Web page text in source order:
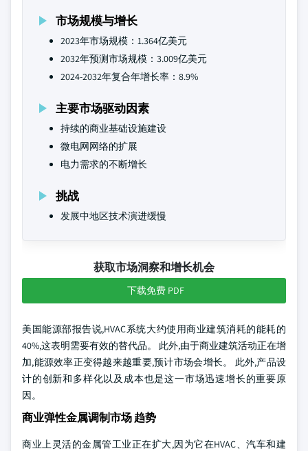
市场规模与增长
2023年市场规模：1.364亿美元
2032年预测市场规模：3.009亿美元
2024-2032年复合年增长率：8.9%
主要市场驱动因素
持续的商业基础设施建设
微电网网络的扩展
电力需求的不断增长
挑战
发展中地区技术演进缓慢
获取市场洞察和增长机会
下载免费 PDF
美国能源部报告说,HVAC系统大约使用商业建筑消耗的能耗的
40%,这表明需要有效的替代品。 此外,由于商业建筑活动正在增
加,能源效率正变得越来越重要,预计市场会增长。 此外,产品设
计的创新和多样化以及成本也是这一市场迅速增长的重要原
因。
商业弹性金属调制市场 趋势
商业上灵活的金属管工业正在扩大,因为它在HVAC、汽车和建